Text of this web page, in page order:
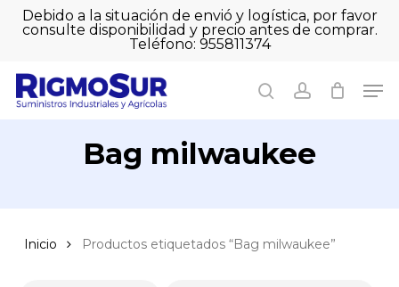
SkipDebido a la situación de envió y logística, por favor
consulte disponibilidad y precio antes de comprar.
Teléfono: 955811374
searchaccount
Cart Close
Bag milwaukee
Inicio Productos etiquetados “Bag milwaukee”
Close